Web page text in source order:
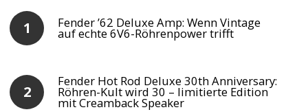
Fender ’62 Deluxe Amp: Wenn Vintage
auf echte 6V6-Röhrenpower trifft
Fender Hot Rod Deluxe 30th Anniversary:
Röhren-Kult wird 30 – limitierte Edition
mit Creamback Speaker